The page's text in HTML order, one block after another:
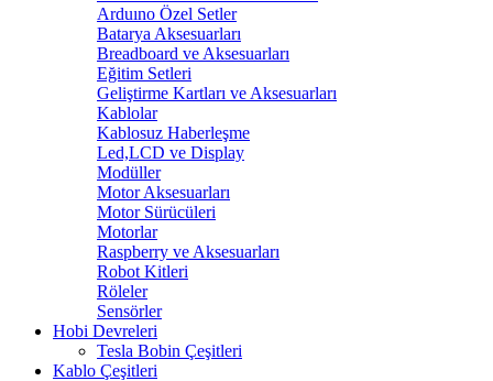
Arduıno Özel Setler
Batarya Aksesuarları
Breadboard ve Aksesuarları
Eğitim Setleri
Geliştirme Kartları ve Aksesuarları
Kablolar
Kablosuz Haberleşme
Led,LCD ve Display
Modüller
Motor Aksesuarları
Motor Sürücüleri
Motorlar
Raspberry ve Aksesuarları
Robot Kitleri
Röleler
Sensörler
Hobi Devreleri
Tesla Bobin Çeşitleri
Kablo Çeşitleri